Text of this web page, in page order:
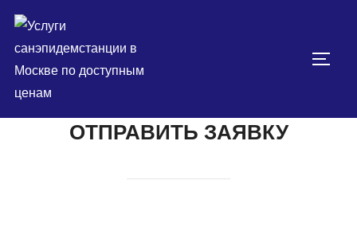
Перейти
содержимому
ОТПРАВИТЬ ЗАЯВКУ